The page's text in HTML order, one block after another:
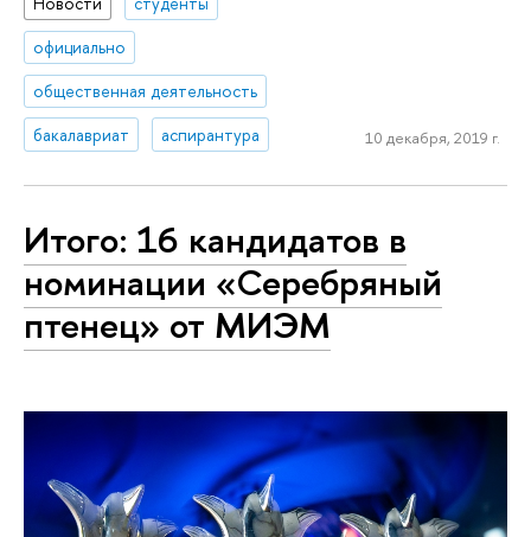
официально
общественная деятельность
бакалавриат
аспирантура 10 декабря, 2019 г.
Итого: 16 кандидатов в
номинации «Серебряный
птенец» от МИЭМ